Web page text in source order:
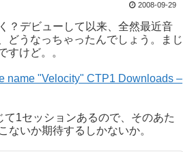
2008-09-29
？デビューして以来、全然最近音
どうなっちゃったんでしょう。まじ
すけど。。
name "Velocity" CTP1 Downloads –
て1セッションあるので、そのあた
ないか期待するしかないか。